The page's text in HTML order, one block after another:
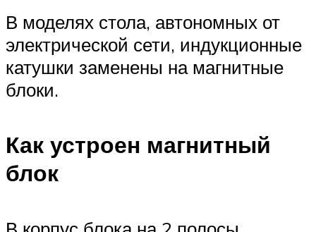
В моделях стола, автономных от
электрической сети, индукционные
катушки заменены на магнитные
блоки.
Как устроен магнитный
блок